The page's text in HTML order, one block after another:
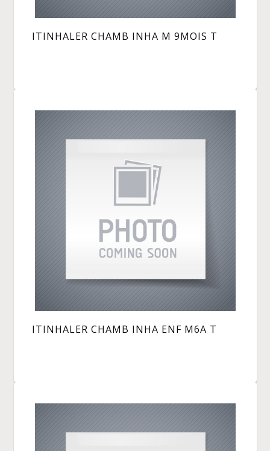
ITINHALER CHAMB INHA M 9MOIS T
ITINHALER CHAMB INHA ENF M6A T